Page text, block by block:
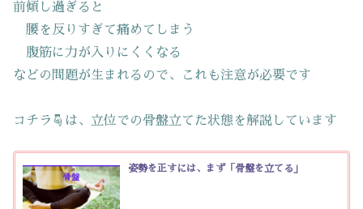
前傾し過ぎると
腰を反りすぎて痛めてしまう
腹筋に力が入りにくくなる
などの問題が生まれるので、これも注意が必要です
コチラ☟は、立位での骨盤立てた状態を解説しています
姿勢を正すには、まず「骨盤を立てる」